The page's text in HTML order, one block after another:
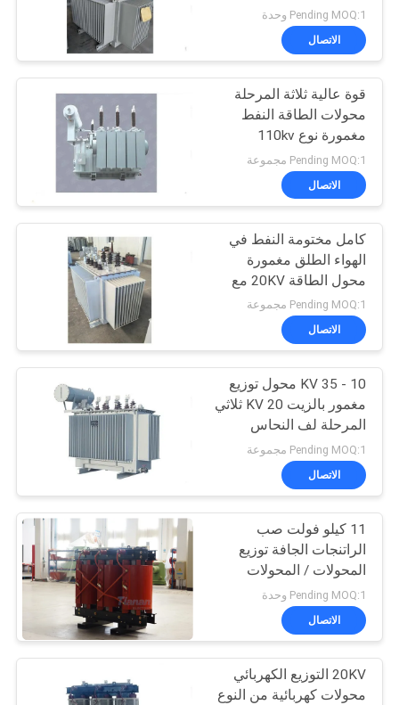
جولة
المعمل
مراقبة
الجودة
اتصل
أخبار
اطلب
اقتباس
خريطة
الموقع
PRIVACY
POLICY
يلقي الراتنج الجاف
نوع محول
33
محول طاقة مغمور
بالزيت
85
مفاتيح الجهد المتوسط
55
43
الكهربائية
Pending MOQ:1 وحدة
الاتصال
قوة عالية ثلاثة المرحلة
محولات الطاقة النفط
مغمورة نوع 110kv
Pending MOQ:1 مجموعة
الاتصال
كامل مختومة النفط في
الهواء الطلق مغمورة
محول الطاقة 20KV مع
ثلاث مراحل
Pending MOQ:1 مجموعة
الاتصال
10 - 35 KV محول توزيع
مغمور بالزيت 20 KV ثلاثي
المرحلة لف النحاس
Pending MOQ:1 مجموعة
الاتصال
11 كيلو فولت صب
الراتنجات الجافة توزيع
المحولات / المحولات
Pending MOQ:1 وحدة
الاتصال
20KV التوزيع الكهربائي
محولات كهربائية من النوع